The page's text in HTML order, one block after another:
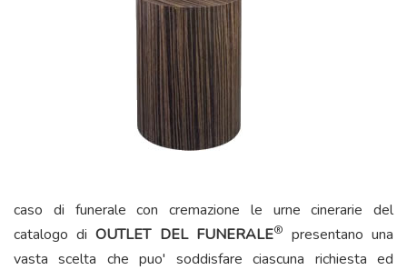
caso di funerale con cremazione le urne cinerarie del
catalogo diOUTLET DEL FUNERALE®
presentano una
vasta scelta che puo' soddisfare ciascuna richiesta ed